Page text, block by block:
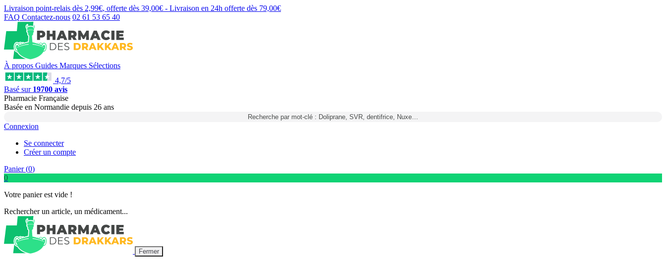
Livraison point-relais dès 2,99€, offerte dès 39,00€ - Livraison en 24h offerte dès 79,00€
FAQ Contactez-nous 02 61 53 65 40
À propos Guides Marques Sélections
4,7/5
Basé sur 19700 avis
Pharmacie Française
Basée en Normandie depuis 26 ans
Recherche par mot-clé : Doliprane, SVR, dentifrice, Nuxe…
Connexion
Se connecter
Créer un compte
Panier (0)
0
Votre panier est vide !
Rechercher un article, un médicament...
Fermer